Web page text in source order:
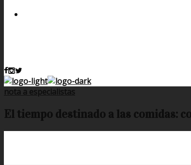
nota a especialistas
El tiempo destinado a las comidas: